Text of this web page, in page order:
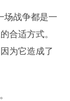
场战争都是一
合适方式。
为它造成了